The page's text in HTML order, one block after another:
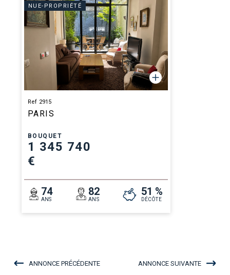
NUE-PROPRIÉTÉ
Ref 2915
PARIS
BOUQUET
1 345 740
€
74
ANS
82
ANS
51 %
DÉCÔTE
ANNONCE PRÉCÉDENTE ANNONCE SUIVANTE